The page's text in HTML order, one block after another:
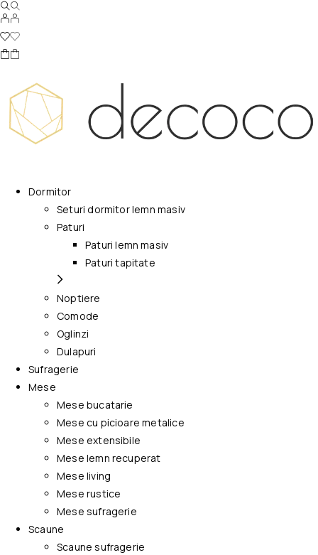
Dormitor
Seturi dormitor lemn masiv
Paturi
Paturi lemn masiv
Paturi tapitate
Noptiere
Comode
Oglinzi
Dulapuri
Sufragerie
Mese
Mese bucatarie
Mese cu picioare metalice
Mese extensibile
Mese lemn recuperat
Mese living
Mese rustice
Mese sufragerie
Scaune
Scaune sufragerie